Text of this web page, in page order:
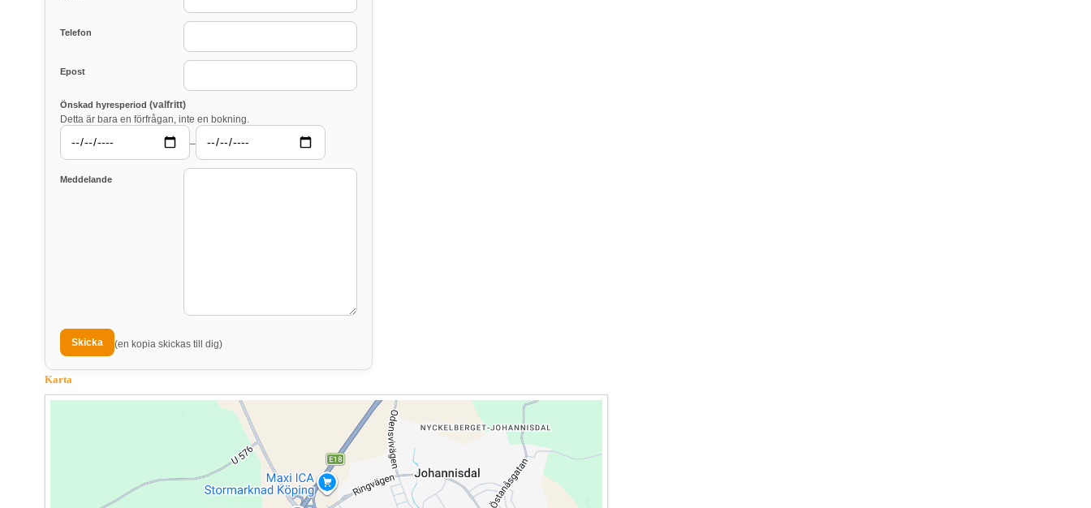
Telefon
Epost
Önskad hyresperiod (valfritt)
Detta är bara en förfrågan, inte en bokning.
–
Meddelande
(en kopia skickas till dig)
Karta